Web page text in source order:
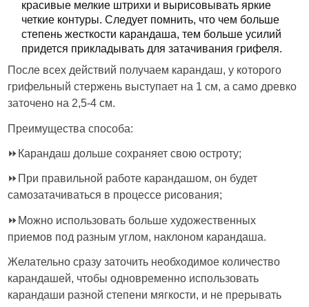
красивые мелкие штрихи и вырисовывать яркие
четкие контуры. Следует помнить, что чем больше
степень жесткости карандаша, тем больше усилий
придется прикладывать для затачивания грифеля.
После всех действий получаем карандаш, у которого
грифельный стержень выступает на 1 см, а само древко
заточено на 2,5-4 см.
Преимущества способа:
⏩Карандаш дольше сохраняет свою остроту;
⏩При правильной работе карандашом, он будет
самозатачиваться в процессе рисования;
⏩Можно использовать больше художественных
приемов под разным углом, наклоном карандаша.
Желательно сразу заточить необходимое количество
карандашей, чтобы одновременно использовать
карандаши разной степени мягкости, и не прерывать